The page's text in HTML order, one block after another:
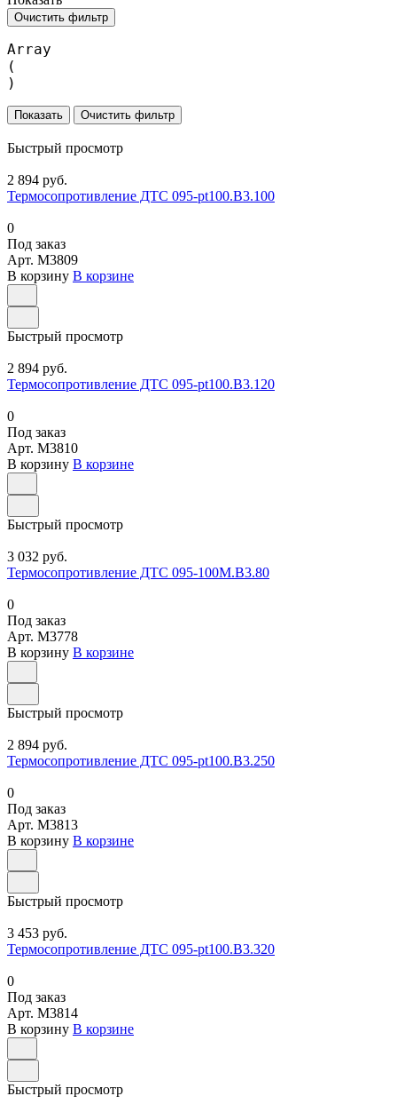
Очистить фильтр
Array
(
Очистить фильтр
Быстрый просмотр
2 894 руб.
Термосопротивление ДТС 095-pt100.В3.100
0
Под заказ
Арт. M3809
В корзину В корзине
Быстрый просмотр
2 894 руб.
Термосопротивление ДТС 095-pt100.В3.120
0
Под заказ
Арт. M3810
В корзину В корзине
Быстрый просмотр
3 032 руб.
Термосопротивление ДТС 095-100М.В3.80
0
Под заказ
Арт. M3778
В корзину В корзине
Быстрый просмотр
2 894 руб.
Термосопротивление ДТС 095-pt100.В3.250
0
Под заказ
Арт. M3813
В корзину В корзине
Быстрый просмотр
3 453 руб.
Термосопротивление ДТС 095-pt100.В3.320
0
Под заказ
Арт. M3814
В корзину В корзине
Быстрый просмотр